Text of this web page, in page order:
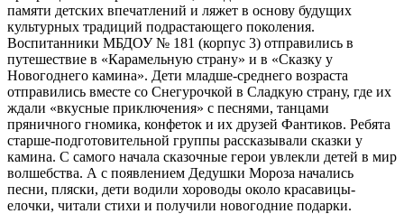
памяти детских впечатлений и ляжет в основу будущих
культурных традиций подрастающего поколения.
Воспитанники МБДОУ № 181 (корпус 3) отправились в
путешествие в «Карамельную страну» и в «Сказку у
Новогоднего камина». Дети младше-среднего возраста
отправились вместе со Снегурочкой в Сладкую страну, где их
ждали «вкусные приключения» с песнями, танцами
пряничного гномика, конфеток и их друзей Фантиков. Ребята
старше-подготовительной группы рассказывали сказки у
камина. С самого начала сказочные герои увлекли детей в мир
волшебства. А с появлением Дедушки Мороза начались
песни, пляски, дети водили хороводы около красавицы-
елочки, читали стихи и получили новогодние подарки.